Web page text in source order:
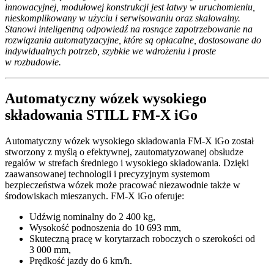
innowacyjnej, modułowej konstrukcji jest łatwy w uruchomieniu,
nieskomplikowany w użyciu i serwisowaniu oraz skalowalny.
Stanowi inteligentną odpowiedź na rosnące zapotrzebowanie na
rozwiązania automatyzacyjne, które są opłacalne, dostosowane do
indywidualnych potrzeb, szybkie we wdrożeniu i proste
w rozbudowie.
Automatyczny wózek wysokiego
składowania STILL FM-X iGo
Automatyczny wózek wysokiego składowania FM-X iGo został
stworzony z myślą o efektywnej, zautomatyzowanej obsłudze
regałów w strefach średniego i wysokiego składowania. Dzięki
zaawansowanej technologii i precyzyjnym systemom
bezpieczeństwa wózek może pracować niezawodnie także w
środowiskach mieszanych. FM-X iGo oferuje:
Udźwig nominalny do 2 400 kg,
Wysokość podnoszenia do 10 693 mm,
Skuteczną pracę w korytarzach roboczych o szerokości od
3 000 mm,
Prędkość jazdy do 6 km/h.